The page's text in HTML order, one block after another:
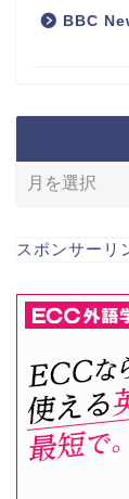
BBC
スポンサーリ